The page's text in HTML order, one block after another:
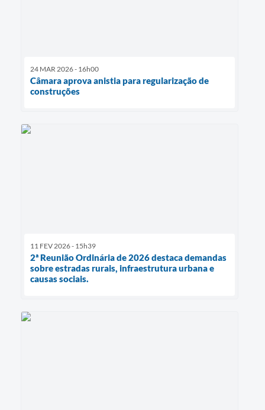
24 MAR 2026 - 16h00
Câmara aprova anistia para regularização de
construções
11 FEV 2026 - 15h39
2ª Reunião Ordinária de 2026 destaca demandas
sobre estradas rurais, infraestrutura urbana e
causas sociais.